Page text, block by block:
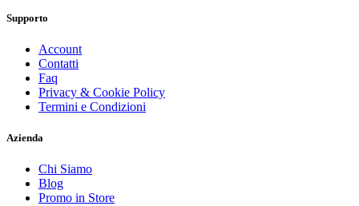
Supporto
Account
Contatti
Faq
Privacy & Cookie Policy
Termini e Condizioni
Azienda
Chi Siamo
Blog
Promo in Store